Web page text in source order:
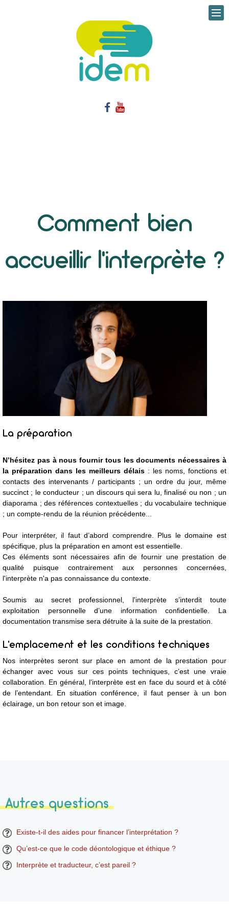
 
Comment bien
accueillir l’interprète ?
La préparation
N’hésitez pas à nous fournir tous les documents nécessaires à
la préparation dans les meilleurs délais : les noms, fonctions et
contacts des intervenants / participants ; un ordre du jour, même
succinct ; le conducteur ; un discours qui sera lu, finalisé ou non ; un
diaporama ; des références contextuelles ; du vocabulaire technique
; un compte-rendu de la réunion précédente...
​Pour interpréter, il faut d’abord comprendre. Plus le domaine est
spécifique, plus la préparation en amont est essentielle.
Ces éléments sont nécessaires afin de fournir une prestation de
qualité puisque contrairement aux personnes concernées,
l'interprète n'a pas connaissance du contexte.
Soumis au secret professionnel, l'interprète s’interdit toute
exploitation personnelle d’une information confidentielle. La
documentation transmise sera détruite à la suite de la prestation.
​L’emplacement et les conditions techniques
Nos interprètes seront sur place en amont de la prestation pour
échanger avec vous sur ces points techniques, c’est une vraie
collaboration. En général, l’interprète est en face du sourd et à côté
de l’entendant. En situation conférence, il faut penser à un bon
éclairage, un bon retour son et image.
Autres questions
Existe-t-il des aides pour financer l’interprétation ?
Qu’est-ce que le code déontologique et éthique ?
Interprète et traducteur, c’est pareil ?